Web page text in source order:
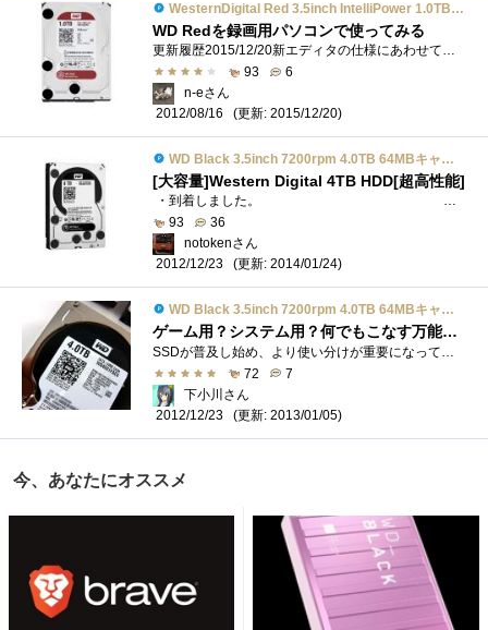
WesternDigital Red 3.5inch IntelliPower 1.0TB 64MBキャッシュ SATA III WD10EFRX
WD Redを録画用パソコンで使ってみる
更新履歴2015/12/20新エディタの仕様にあわせて、レビューを修正2015/12/20総評と使用履歴を更新
93
6
n-eさん
2012/08/16
(更新: 2015/12/20)
WD Black 3.5inch 7200rpm 4.0TB 64MBキャッシュ SATA3.0 WD4001FAEX
[大容量]Western Digital 4TB HDD[超高性能]
・到着しました。 包装は佐川急便の袋だったのですが、クロネコで届きました。...
93
36
notokenさん
2012/12/23
(更新: 2014/01/24)
WD Black 3.5inch 7200rpm 4.0TB 64MBキャッシュ SATA3.0 WD4001FAEX
ゲーム用？システム用？何でもこなす万能HDD
72
7
下小川さん
2012/12/23
(更新: 2013/01/05)
今、あなたにオススメ